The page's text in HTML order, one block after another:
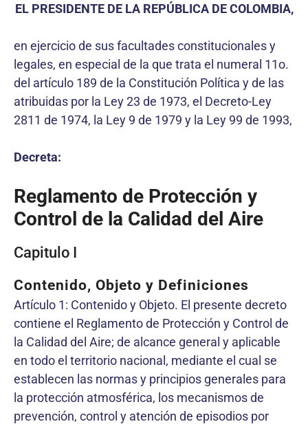
EL PRESIDENTE DE LA REPÚBLICA DE COLOMBIA,
en ejercicio de sus facultades constitucionales y
legales, en especial de la que trata el numeral 11o.
del artículo 189 de la Constitución Política y de las
atribuidas por la Ley 23 de 1973, el Decreto-Ley
2811 de 1974, la Ley 9 de 1979 y la Ley 99 de 1993,
Decreta:
Reglamento de Protección y
Control de la Calidad del Aire
Capitulo I
Contenido, Objeto y Definiciones
Artículo 1: Contenido y Objeto. El presente decreto
contiene el Reglamento de Protección y Control de
la Calidad del Aire; de alcance general y aplicable
en todo el territorio nacional, mediante el cual se
establecen las normas y principios generales para
la protección atmosférica, los mecanismos de
prevención, control y atención de episodios por